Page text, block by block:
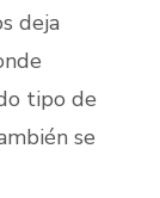
deja
tipo de
se